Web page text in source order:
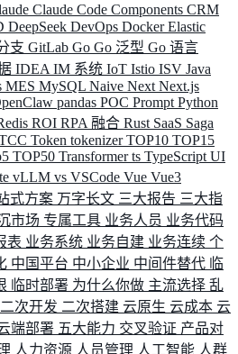
Claude Code Components CRM
DeepSeek DevOps DockerElastic
支 GitLab Go Go 泛型 Go 语言
IDEA IM 系统 IoT Istio ISV Java
MES MySQL Naive Next Next.js
pandas POC Prompt Python
ROI RPA 融合 Rust SaaS Saga
Token tokenizerTOP10 TOP15
TOP50 Transformerts TypeScript UI
vLLM vs VSCode Vue Vue3
式方案 万字长文 三大报告 三大指
市场 专属工具 业务人员 业务代码
表 业务系统 业务自建 业务连续 个
中国平台 中小企业 中间件替代 临
临时部署 为什么你做 主流选择 乱
二次开发 二次搭建 云原生 云成本 云
端部署 五大能力 交叉验证 产品对
人力资源 人员管理 人工智能 人群